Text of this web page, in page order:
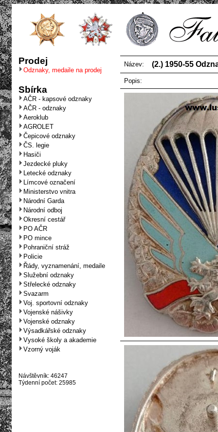
Prodej
Odznaky, medaile na prodej
Sbírka
AČR - kapsové odznaky
AČR - odznaky
Aeroklub
AGROLET
Čepicové odznaky
ČS. legie
Hasiči
Jezdecké pluky
Letecké odznaky
Límcové označení
Ministerstvo vnitra
Národní Garda
Národní odboj
Okresní cestář
PO AČR
PO mince
Pohraniční stráž
Policie
Řády, vyznamenání, medaile
Služební odznaky
Střelecké odznaky
Svazarm
Voj. sportovní odznaky
Vojenské nášivky
Vojenské odznaky
Výsadkářské odznaky
Vysoké školy a akademie
Vzorný voják
Návštěvník: 46247
Týdenní počet: 25985
Název: (2.) 1950-55
Popis: